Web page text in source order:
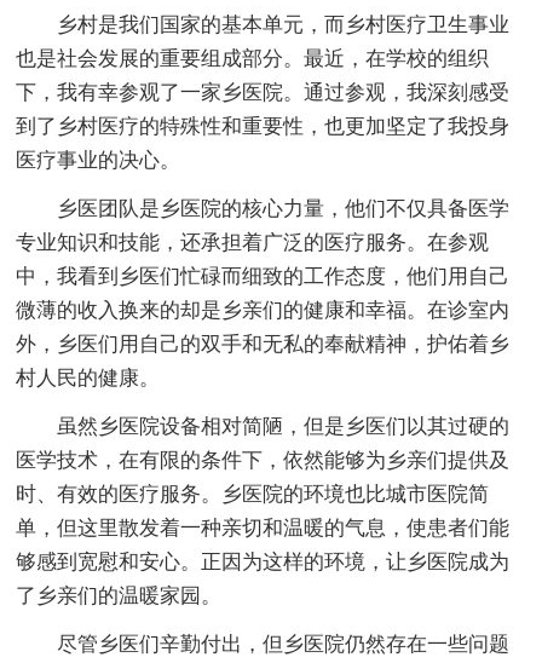
乡村是我们国家的基本单元，而乡村医疗卫生事业
也是社会发展的重要组成部分。最近，在学校的组织
下，我有幸参观了一家乡医院。通过参观，我深刻感受
到了乡村医疗的特殊性和重要性，也更加坚定了我投身
医疗事业的决心。
乡医团队是乡医院的核心力量，他们不仅具备医学
专业知识和技能，还承担着广泛的医疗服务。在参观
中，我看到乡医们忙碌而细致的工作态度，他们用自己
微薄的收入换来的却是乡亲们的健康和幸福。在诊室内
外，乡医们用自己的双手和无私的奉献精神，护佑着乡
村人民的健康。
虽然乡医院设备相对简陋，但是乡医们以其过硬的
医学技术，在有限的条件下，依然能够为乡亲们提供及
时、有效的医疗服务。乡医院的环境也比城市医院简
单，但这里散发着一种亲切和温暖的气息，使患者们能
够感到宽慰和安心。正因为这样的环境，让乡医院成为
了乡亲们的温暖家园。
尽管乡医们辛勤付出，但乡医院仍然存在一些问题